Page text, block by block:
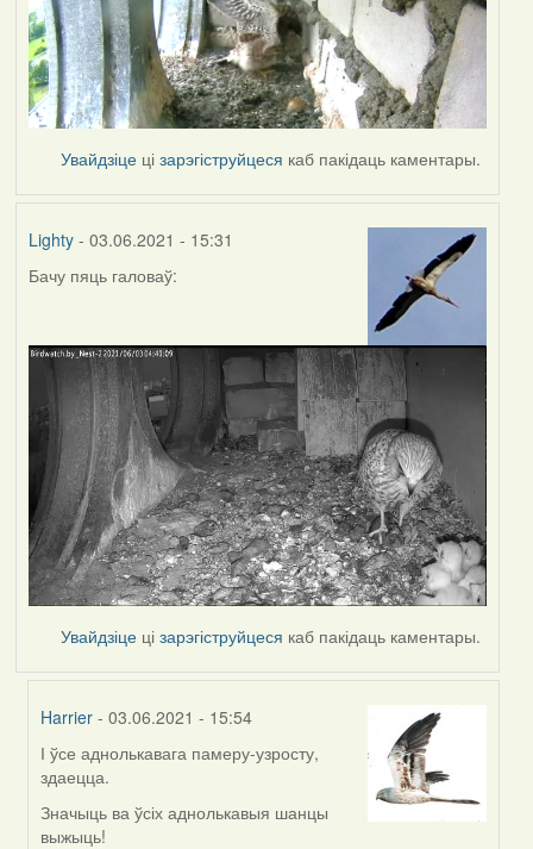
Увайдзіце цізарэгіструйцеся каб пакідаць каментары.
Lighty- 03.06.2021 - 15:31
Бачу пяць галоваў:
Увайдзіце цізарэгіструйцеся каб пакідаць каментары.
Harrier - 03.06.2021 - 15:54
In
reply
to
by
І ўсе аднолькавага памеру-узросту,
здаецца.
Значыць ва ўсіх аднолькавыя шанцы
выжыць!